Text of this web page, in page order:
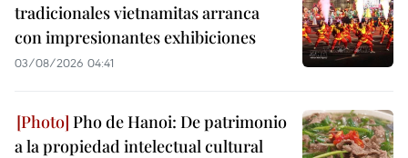
tradicionales vietnamitas arranca
con impresionantes exhibiciones
03/08/2026 04:41
Pho de Hanoi: De patrimonio
a la propiedad intelectual cultural